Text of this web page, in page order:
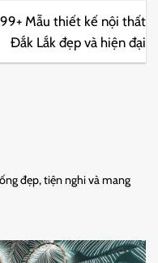
99+ Mẫu thiết kế nội thất
Đắk Lắk đẹp và hiện đại
đẹp, tiện nghi và mang